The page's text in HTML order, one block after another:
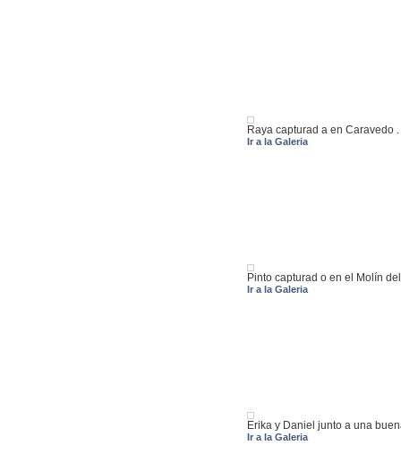
Raya capturad a en Caravedo .
Ir a la Galeria
Pinto capturad o en el Molín
Ir a la Galeria
Erika y Daniel junto a una
Ir a la Galeria